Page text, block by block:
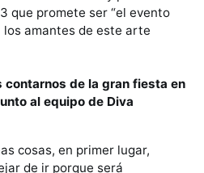
que promete ser “el evento
los amantes de este arte
de la gran fiesta en
al equipo de Diva
cosas, en primer lugar,
de ir porque será